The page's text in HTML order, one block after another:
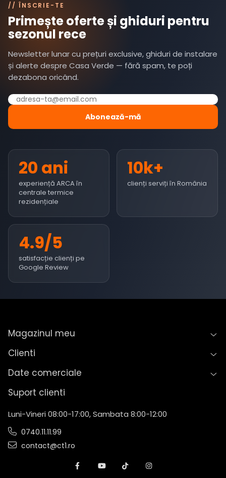
// ÎNSCRIE-TE
Primește oferte și ghiduri pentru
sezonul rece
Newsletter lunar cu prețuri exclusive, ghiduri de instalare
și alerte despre Casa Verde — fără spam, te poți
dezabona oricând.
Abonează-mă
20 ani
experiență ARCA în
centrale termice
rezidențiale
10k+
clienți serviți în România
4.9/5
satisfacție clienți pe
Google Review
Magazinul meu
Clienti
Date comerciale
Suport clienti
Luni-Vineri 08:00-17:00, Sambata 8:00-12:00
0740.11.11.99
contact@ct1.ro